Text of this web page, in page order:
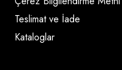
Teslimat ve İade
Kataloglar